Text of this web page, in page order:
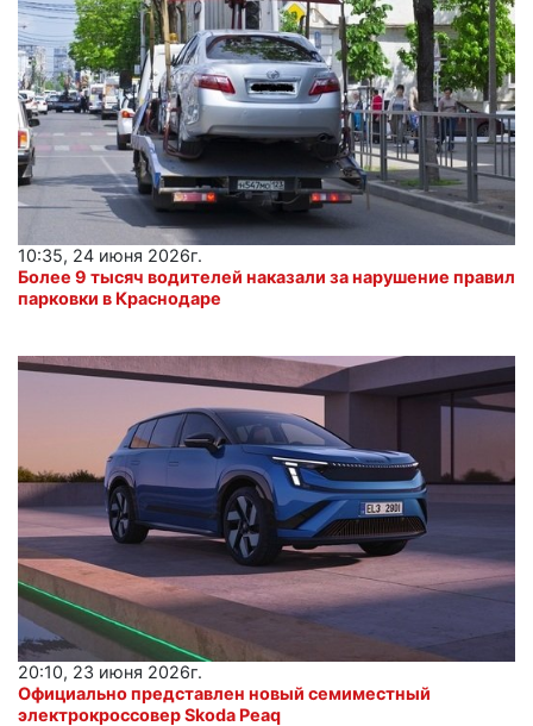
10:35, 24 июня 2026г.
Более 9 тысяч водителей наказали за нарушение правил
парковки в Краснодаре
20:10, 23 июня 2026г.
Официально представлен новый семиместный
электрокроссовер Skoda Peaq